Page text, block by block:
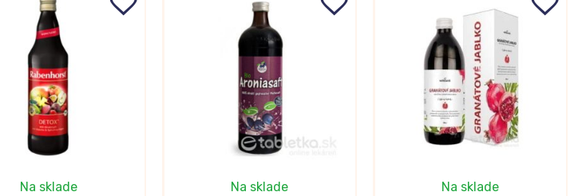
Na sklade
Na sklade
Na sklade